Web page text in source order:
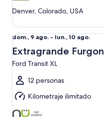
Denver, Colorado, USA
Del
dom.,
9
ago.
al
lun.,
10
ago.
dom., 9 ago. - lun., 10 ago.
Extragrande
Ford Transit XL
12 personas
Kilometraje ilimitado
Extragrande Furgoneta